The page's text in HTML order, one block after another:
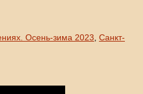
Осень-зима 2023 Санкт-